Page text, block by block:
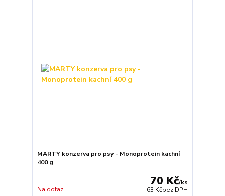
MARTY konzerva pro psy - Monoprotein kachní
400 g
70 Kč/ks
63 Kčbez DPH
Na dotaz